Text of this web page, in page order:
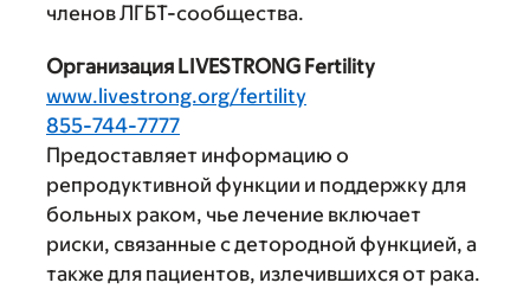
членов ЛГБТ-сообщества.
Организация LIVESTRONG Fertility
www.livestrong.org/fertility
855-744-7777
Предоставляет информацию о
репродуктивной функции и поддержку для
больных раком, чье лечение включает
риски, связанные с детородной функцией, а
также для пациентов, излечившихся от рака.